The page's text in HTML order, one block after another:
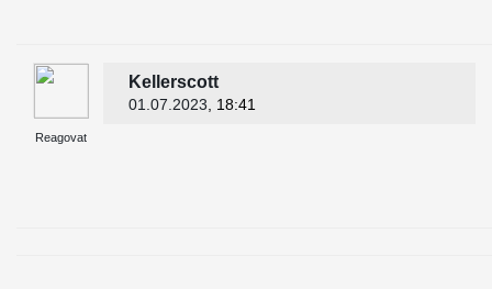
Reagovat
Kellerscott
01.07.2023 , 18:41